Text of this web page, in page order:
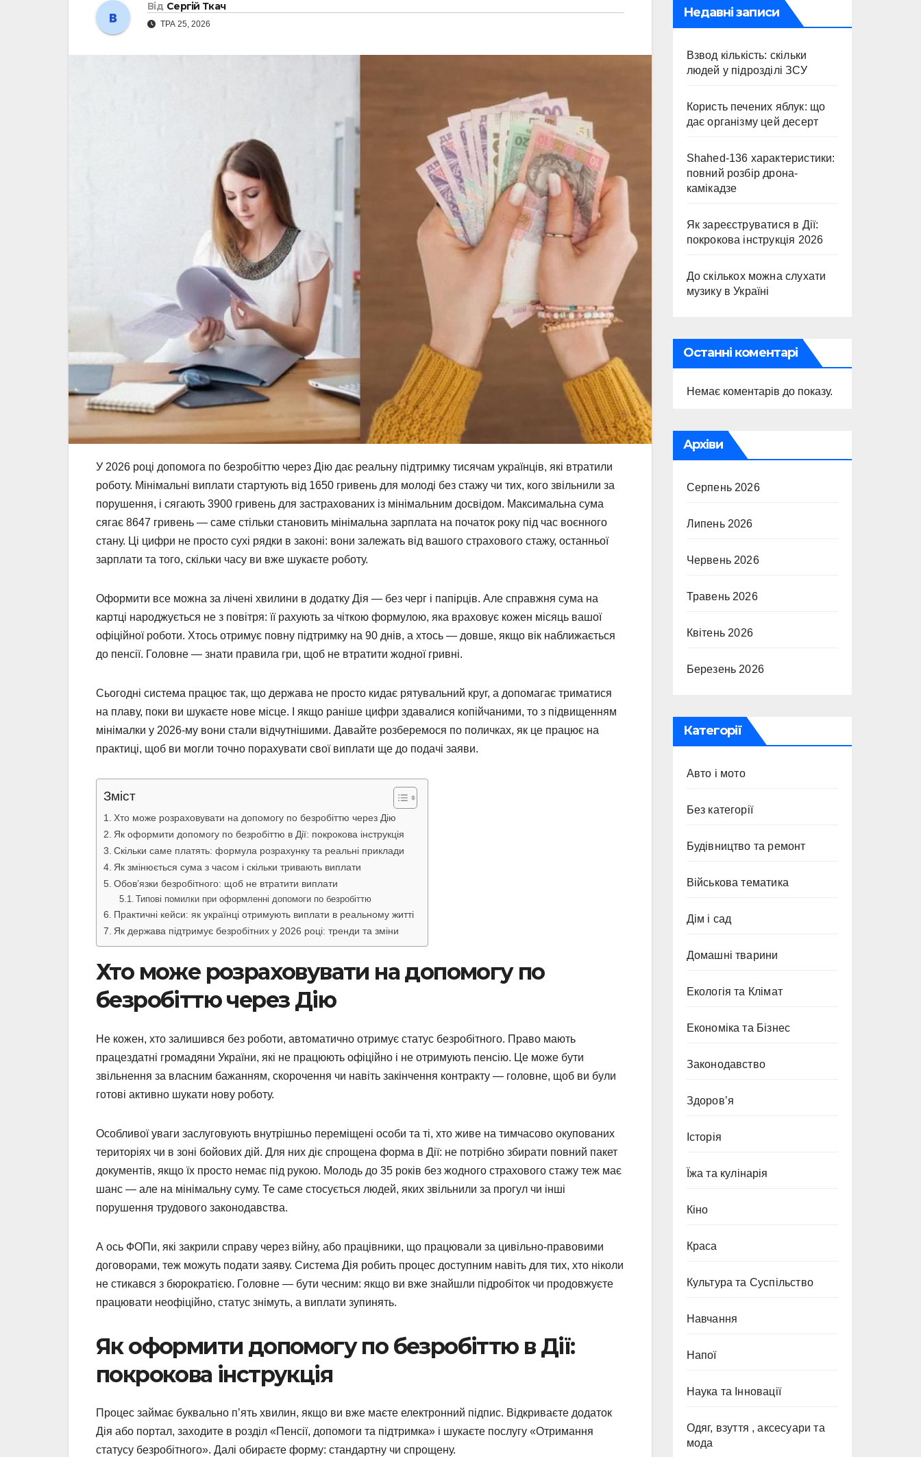
Від Сергій Ткач
ТРА 25, 2026
У 2026 році допомога по безробіттю через Дію дає реальну підтримку тисячам українців, які втратили
роботу. Мінімальні виплати стартують від 1650 гривень для молоді без стажу чи тих, кого звільнили за
порушення, і сягають 3900 гривень для застрахованих із мінімальним досвідом. Максимальна сума
сягає 8647 гривень — саме стільки становить мінімальна зарплата на початок року під час воєнного
стану. Ці цифри не просто сухі рядки в законі: вони залежать від вашого страхового стажу, останньої
зарплати та того, скільки часу ви вже шукаєте роботу.
Оформити все можна за лічені хвилини в додатку Дія — без черг і папірців. Але справжня сума на
картці народжується не з повітря: її рахують за чіткою формулою, яка враховує кожен місяць вашої
офіційної роботи. Хтось отримує повну підтримку на 90 днів, а хтось — довше, якщо вік наближається
до пенсії. Головне — знати правила гри, щоб не втратити жодної гривні.
Сьогодні система працює так, що держава не просто кидає рятувальний круг, а допомагає триматися
на плаву, поки ви шукаєте нове місце. І якщо раніше цифри здавалися копійчаними, то з підвищенням
мінімалки у 2026-му вони стали відчутнішими. Давайте розберемося по поличках, як це працює на
практиці, щоб ви могли точно порахувати свої виплати ще до подачі заяви.
Зміст
Хто може розраховувати на допомогу по безробіттю через Дію
Як оформити допомогу по безробіттю в Дії: покрокова інструкція
Скільки саме платять: формула розрахунку та реальні приклади
Як змінюється сума з часом і скільки тривають виплати
Обов’язки безробітного: щоб не втратити виплати
Типові помилки при оформленні допомоги по безробіттю
Практичні кейси: як українці отримують виплати в реальному житті
Як держава підтримує безробітних у 2026 році: тренди та зміни
Хто може розраховувати на допомогу по
безробіттю через Дію
Не кожен, хто залишився без роботи, автоматично отримує статус безробітного. Право мають
працездатні громадяни України, які не працюють офіційно і не отримують пенсію. Це може бути
звільнення за власним бажанням, скорочення чи навіть закінчення контракту — головне, щоб ви були
готові активно шукати нову роботу.
Особливої уваги заслуговують внутрішньо переміщені особи та ті, хто живе на тимчасово окупованих
територіях чи в зоні бойових дій. Для них діє спрощена форма в Дії: не потрібно збирати повний пакет
документів, якщо їх просто немає під рукою. Молодь до 35 років без жодного страхового стажу теж має
шанс — але на мінімальну суму. Те саме стосується людей, яких звільнили за прогул чи інші
порушення трудового законодавства.
А ось ФОПи, які закрили справу через війну, або працівники, що працювали за цивільно-правовими
договорами, теж можуть подати заяву. Система Дія робить процес доступним навіть для тих, хто ніколи
не стикався з бюрократією. Головне — бути чесним: якщо ви вже знайшли підробіток чи продовжуєте
працювати неофіційно, статус знімуть, а виплати зупинять.
Як оформити допомогу по безробіттю в Дії:
покрокова інструкція
Процес займає буквально п’ять хвилин, якщо ви вже маєте електронний підпис. Відкриваєте додаток
Дія або портал, заходите в розділ «Пенсії, допомоги та підтримка» і шукаєте послугу «Отримання
статусу безробітного». Далі обираєте форму: стандартну чи спрощену.
Недавні записи
Взвод кількість: скільки
людей у підрозділі ЗСУ
Користь печених яблук: що
дає організму цей десерт
Shahed-136 характеристики:
повний розбір дрона-
камікадзе
Як зареєструватися в Дії:
покрокова інструкція 2026
До скількох можна слухати
музику в Україні
Останні коментарі
Немає коментарів до показу.
Архіви
Серпень 2026
Липень 2026
Червень 2026
Травень 2026
Квітень 2026
Березень 2026
Категорії
Авто і мото
Без категорії
Будівництво та ремонт
Військова тематика
Дім і сад
Домашні тварини
Екологія та Клімат
Економіка та Бізнес
Законодавство
Здоров’я
Історія
Їжа та кулінарія
Кіно
Краса
Культура та Суспільство
Навчання
Напої
Наука та Інновації
Одяг, взуття , аксесуари та
мода